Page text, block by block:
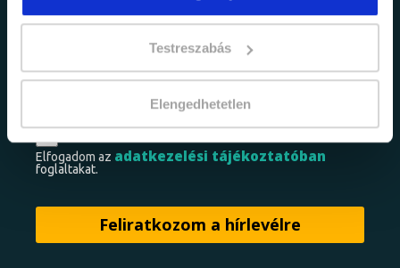
Testreszabás
Elengedhetetlen
Elfogadom az adatkezelési tájékoztatóban
foglaltakat.